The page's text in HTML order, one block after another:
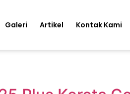
Galeri Artikel Kontak Kami